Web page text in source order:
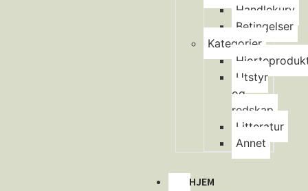
Handlekurv
Betingelser
Kategorier
Utstyr
og
redskap
Litteratur
Annet
HJEM